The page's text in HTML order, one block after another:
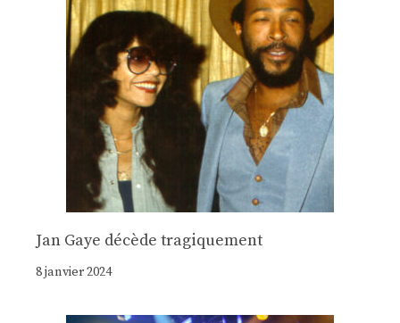
Jan Gaye décède tragiquement
8 janvier 2024